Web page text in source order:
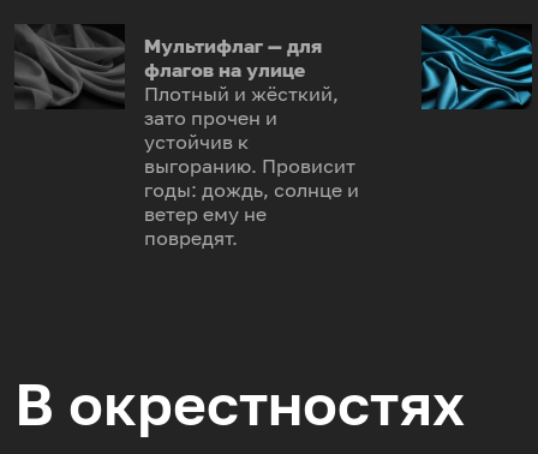
Мультифлаг — для
флагов на улице
Плотный и жёсткий,
зато прочен и
устойчив к
выгоранию. Провисит
годы: дождь, солнце и
ветер ему не
повредят.
В окрестностях